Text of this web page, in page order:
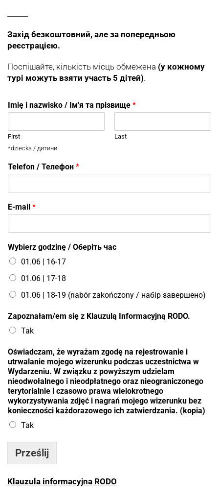
Захід безкоштовний, але за попередньою
реєстрацією.
Поспішайте, кількість місць обмежена (у кожному
турі можуть взяти участь 5 дітей).
Imię i nazwisko / Ім'я та прізвище *
First
Last
*dziecka / дитини
Telefon / Телефон *
E-mail *
Wybierz godzinę / Оберіть час
01.06 | 16-17
01.06 | 17-18
01.06 | 18-19 (nabór zakończony / набір завершено)
Zapoznałam/em się z Klauzulą Informacyjną RODO.
Tak
Oświadczam, że wyrażam zgodę na rejestrowanie i
utrwalanie mojego wizerunku podczas uczestnictwa w
Wydarzeniu. W związku z powyższym udzielam
nieodwołalnego i nieodpłatnego oraz nieograniczonego
terytorialnie i czasowo prawa wielokrotnego
wykorzystywania zdjęć i nagrań mojego wizerunku bez
konieczności każdorazowego ich zatwierdzania. (kopia)
Tak
Prześlij
Klauzula informacyjna RODO